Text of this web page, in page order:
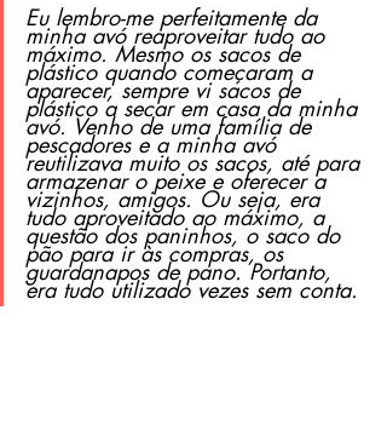
Eu lembro-me perfeitamente da
minha avó reaproveitar tudo ao
máximo. Mesmo os sacos de
plástico quando começaram a
aparecer, sempre vi sacos de
plástico a secar em casa da minha
avó. Venho de uma família de
pescadores e a minha avó
reutilizava muito os sacos, até para
armazenar o peixe e oferecer a
vizinhos, amigos. Ou seja, era
tudo aproveitado ao máximo, a
questão dos paninhos, o saco do
pão para ir às compras, os
guardanapos de pano. Portanto,
era tudo utilizado vezes sem conta.